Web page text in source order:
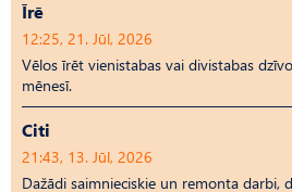
Īrē
12:25, 21. Jūl, 2026
Vēlos īrēt vienistabas vai divistabas
mēnesī.
Citi
21:43, 13. Jūl, 2026
Dažādi saimnieciskie un remonta darbi,